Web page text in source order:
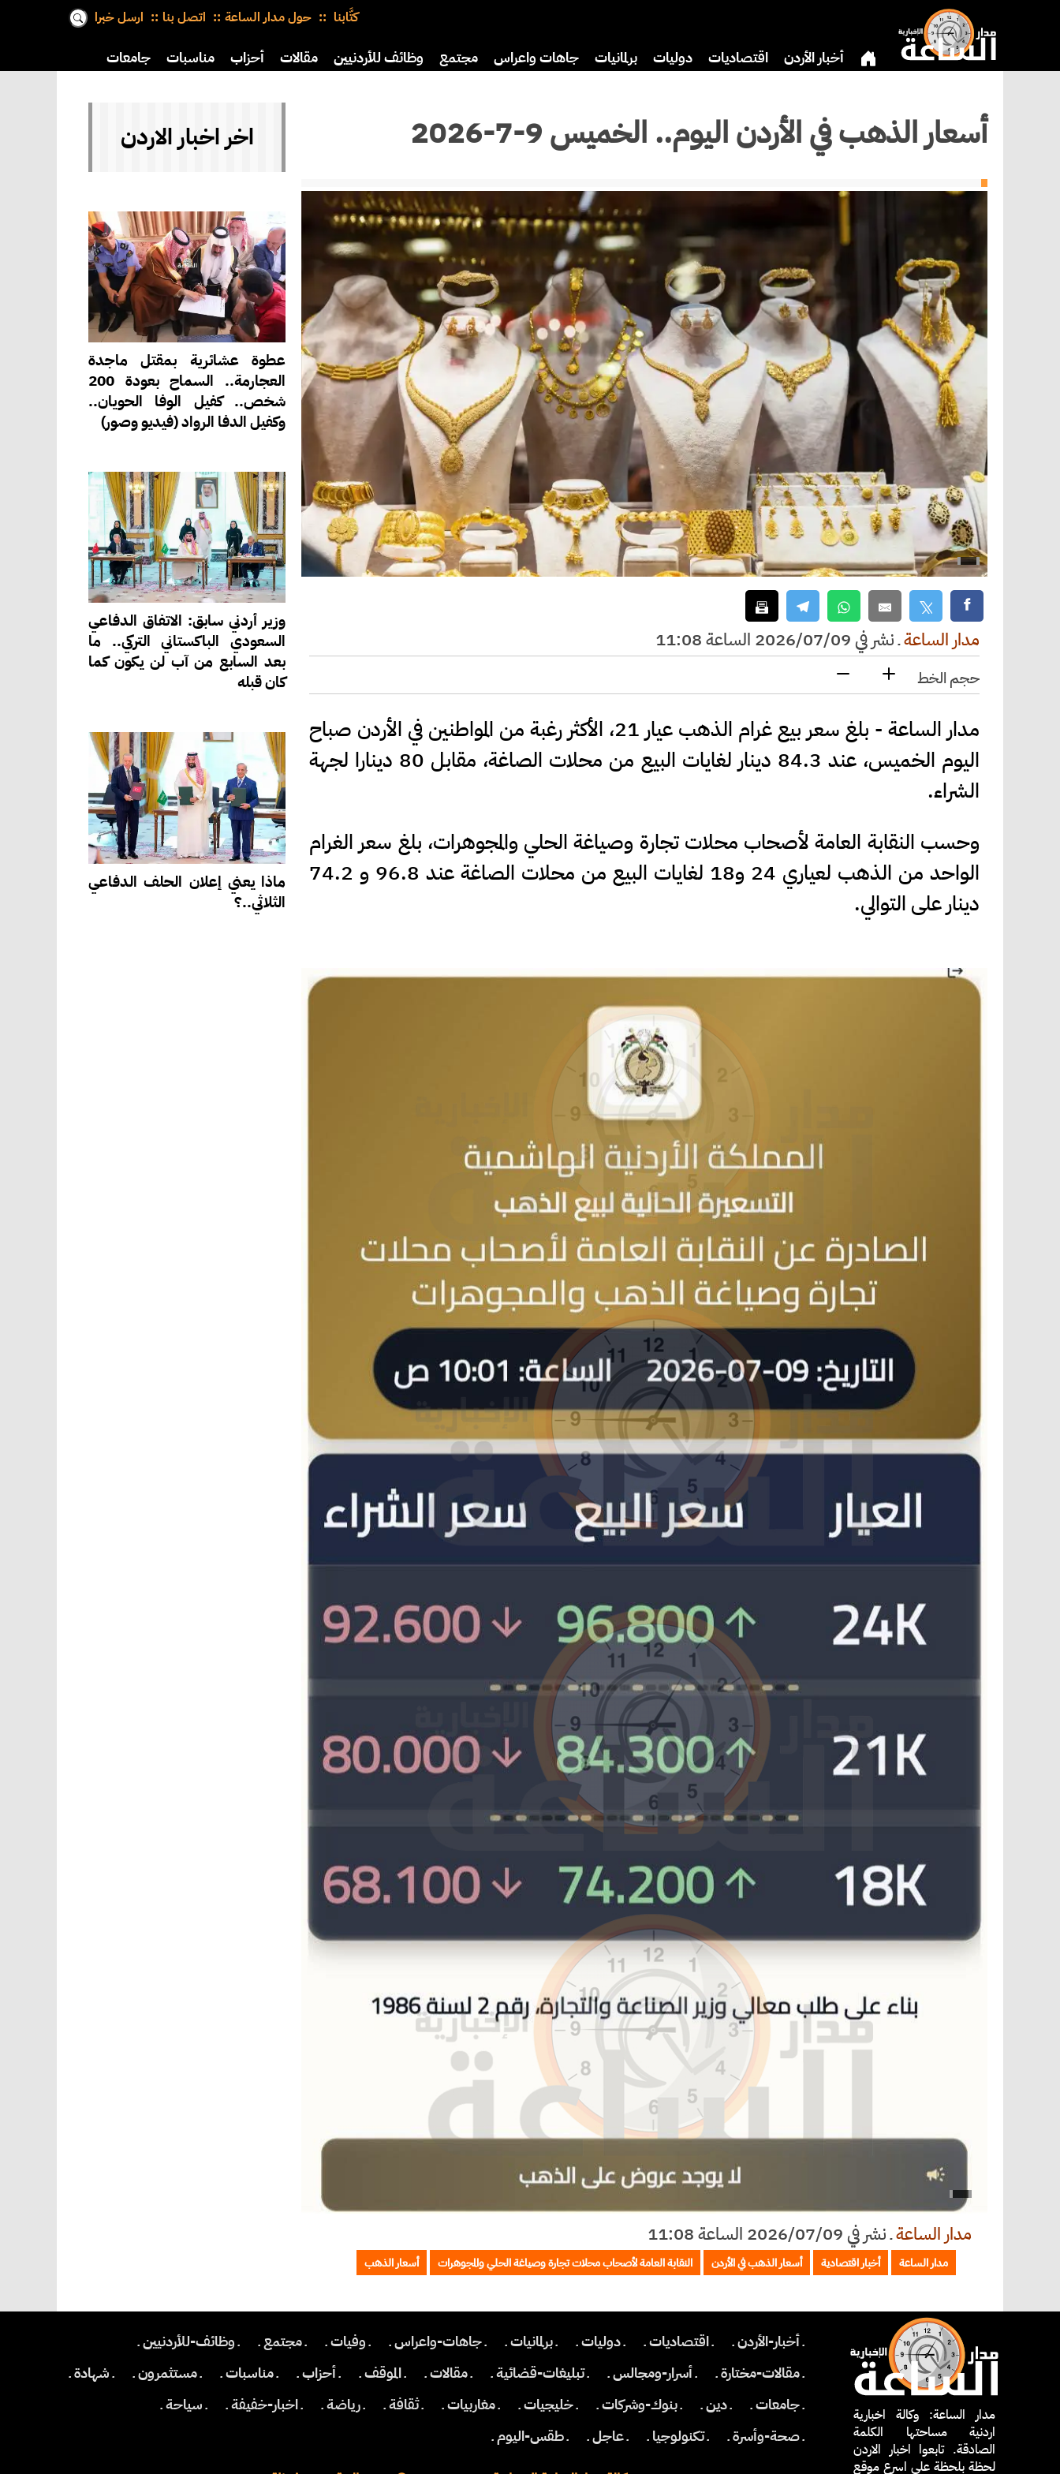
كتَّابنا حول مدار الساعة اتصل بنا ارسل خبرا
أخبار الأردن اقتصاديات دوليات برلمانيات جاهات واعراس مجتمع وظائف للأردنيين مقالات أحزاب مناسبات جامعات
أسعار الذهب في الأردن اليوم.. الخميس 9-7-2026
مدار الساعةـنشر في 2026/07/09 الساعة 11:08
حجم الخط
مدار الساعة - بلغ سعر بيع غرام الذهب عيار 21، الأكثر رغبة من المواطنين في الأردن صباح
اليوم الخميس، عند 84.3 دينار لغايات البيع من محلات الصاغة، مقابل 80 دينارا لجهة
الشراء.
وحسب النقابة العامة لأصحاب محلات تجارة وصياغة الحلي والمجوهرات، بلغ سعر الغرام
الواحد من الذهب لعياري 24 و18 لغايات البيع من محلات الصاغة عند 96.8 و 74.2
دينار على التوالي.
مدار الساعةـنشر في 2026/07/09 الساعة 11:08
مدار الساعة أخبار اقتصادية أسعار الذهب في الأردن النقابة العامة لأصحاب محلات تجارة وصياغة الحلي والمجوهرات أسعار الذهب
اخر اخبار الاردن
عطوة عشائرية بمقتل ماجدة
العجارمة.. السماح بعودة 200
شخص.. كفيل الوفا الحويان..
وكفيل الدفا الرواد (فيديو وصور)
وزير أردني سابق: الاتفاق الدفاعي
السعودي الباكستاني التركي.. ما
بعد السابع من آب لن يكون كما
كان قبله
ماذا يعني إعلان الحلف الدفاعي
الثلاثي..؟
مدار الساعة: وكالة اخبارية
اردنية مساحتها الكلمة
الصادقة. تابعوا اخبار الاردن
لحظة بلحظة على اسرع موقع
ـ أخبار-الأردن ـ ـ اقتصاديات ـ ـ دوليات ـ ـ برلمانيات ـ ـ جاهات-واعراس ـ ـ وفيات ـ ـ مجتمع ـ
ـ وظائف-للأردنيين ـ
ـ مقالات-مختارة ـ
ـ أسرار-ومجالس ـ ـ تبليغات-قضائية ـ ـ مقالات ـ ـ الموقف ـ ـ أحزاب ـ ـ مناسبات ـ ـ مستثمرون ـ
ـ شهادة ـ
ـ جامعات ـ
ـ دين ـ ـ بنوك-وشركات ـ ـ خليجيات ـ ـ مغاربيات ـ ـ ثقافة ـ ـ رياضة ـ ـ اخبار-خفيفة ـ
ـ سياحة ـ
ـ صحة-وأسرة ـ
ـ تكنولوجيا ـ ـ عاجل ـ ـ طقس-اليوم ـ